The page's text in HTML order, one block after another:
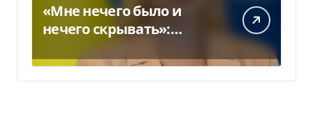
«Мне нечего было и
нечего скрывать»:
Стефанишина
прокомментировала
новое подозрение